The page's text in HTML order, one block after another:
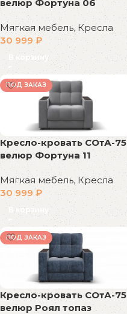
велюр Фортуна 06
Мягкая мебель, Кресла
30 999₽
В корзину
ПОД ЗАКАЗ
Кресло-кровать СОтА-75
велюр Фортуна 11
Мягкая мебель, Кресла
30 999 ₽
В корзину
ПОД ЗАКАЗ
Кресло-кровать СОтА-75
велюр Роял топаз